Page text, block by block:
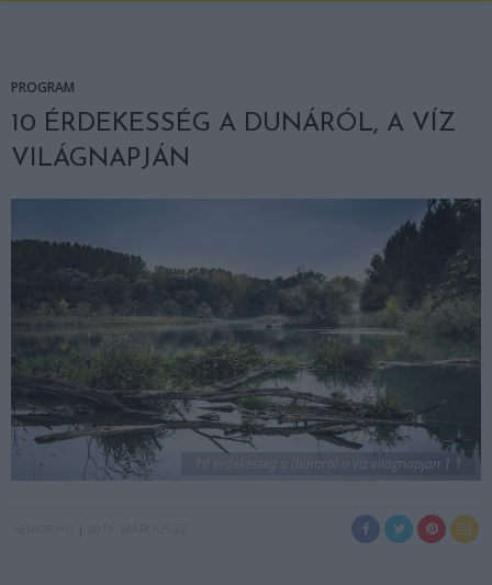
PROGRAM
10 ÉRDEKESSÉG A DUNÁRÓL, A VÍZ
VILÁGNAPJÁN
10 erdekesseg a dunarol a viz vilagnapjan 1 1